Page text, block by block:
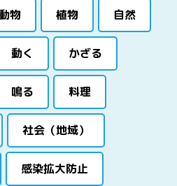
物 植物 自然
動く かざる
鳴る 料理
社会（地域）
感染拡大防止